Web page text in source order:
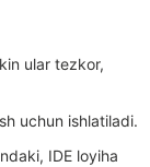
ular tezkor,
uchun ishlatiladi.
IDE loyiha